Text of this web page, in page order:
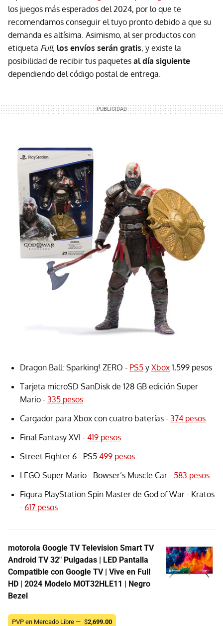
los juegos más esperados del 2024, por lo que te
recomendamos conseguir el tuyo pronto debido a que su
demanda es altísima. Asimismo, al ser productos con
etiqueta Full, los envíos serán gratis, y existe la
posibilidad de recibir tus paquetes al día siguiente
dependiendo del código postal de entrega.
Dragon Ball: Sparking! ZERO - PS5 y Xbox 1,599 pesos
Tarjeta microSD SanDisk de 128 GB edición Super
Mario - 335 pesos
Cargador para Xbox con cuatro baterías - 374 pesos
Final Fantasy XVI - 419 pesos
Street Fighter 6 - PS5 499 pesos
LEGO Super Mario - Bowser’s Muscle Car - 583 pesos
Figura PlayStation Spin Master de God of War - Kratos
- 617 pesos
motorola Google TV Television Smart TV
Android TV 32" Pulgadas | LED Pantalla
Compatible con Google TV | Vive en Full
HD | 2024 Modelo MOT32HLE11 | Negro
Bezel
PVP en Mercado Libre — $2,699.00